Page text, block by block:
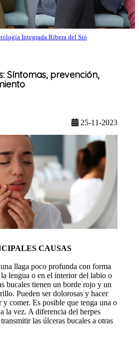
Integrada Ribera del Sió
Síntomas, prevención,
25-11-2023
CAUSAS
llaga poco profunda con forma
lengua o en el interior del labio o
bucales tienen un borde rojo y un
Pueden ser dolorosas y hacer
comer. Es posible que tenga una o
la vez. A diferencia del herpes
las úlceras bucales a otras